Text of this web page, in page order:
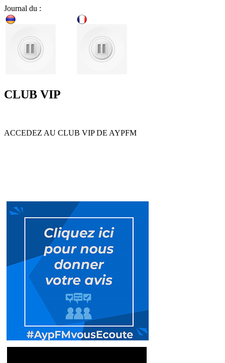
Journal du :
CLUB VIP
ACCEDEZ AU CLUB VIP DE AYPFM